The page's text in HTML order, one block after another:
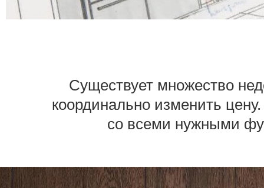
Существует множество
координально изменить
со всеми нужными